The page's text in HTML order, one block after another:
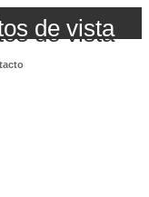
de vista